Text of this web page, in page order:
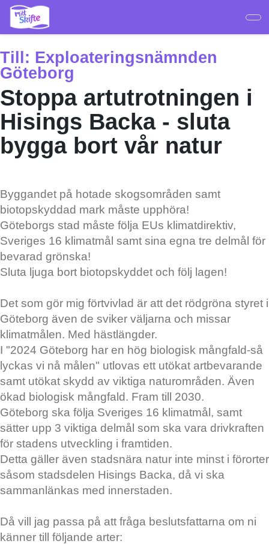
Hoppa
huvudinnehåll
Till: Exploateringsnämnden
Göteborg
Stoppa artutrotningen i
Hisings Backa - sluta
bygga bort vår natur
Byggandet på hotade skogsområden samt
biotopskyddad mark måste upphöra!
Göteborgs stad måste följa EUs klimatdirektiv,
Sveriges 16 klimatmål samt sina egna tre delmål för
bevarad grönska!
Sluta ljuga bort biotopskyddet och följ lagen!
Det som gör mig förtvivlad är att det rödgröna styret i
Göteborg även de sviker väljarna och missar
klimatmålen. Med hästlängder.
I "2024 Göteborg har en hög biologisk mångfald-så
lyckas vi nå målen" utlovas ett utökat artbevarande
samt utökat skydd av viktiga naturområden. Även
ökad biologisk mångfald. Fram till 2030.
Göteborg ska följa Sveriges 16 klimatmål, samt
sätter upp 3 viktiga delmål som ska vara drivkraften
för stadens utveckling i framtiden.
Detta gäller även stadsnära natur inte minst i förorter
såsom stadsdelen Hisings Backa, då vi ska
sammanlänkas med innerstaden.
Då vill jag passa på att fråga beslutsfattarna om ni
känner till följande arter: